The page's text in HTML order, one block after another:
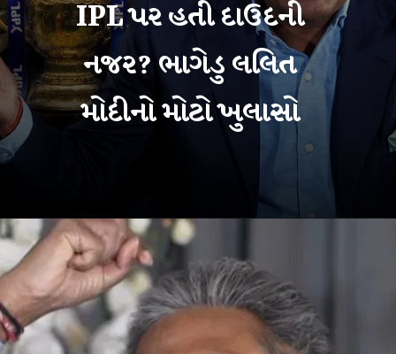
IPL પર હતી દાઉદની
નજર? ભાગેડુ લલિત
મોદીનો મોટો ખુલાસો